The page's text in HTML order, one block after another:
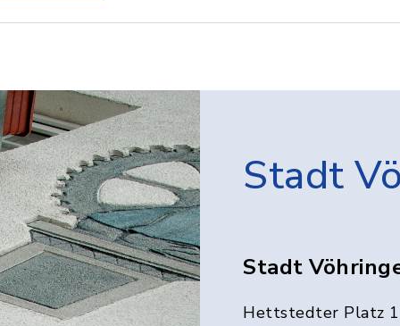
Stadt
Stadt
Hettstedter Platz 1